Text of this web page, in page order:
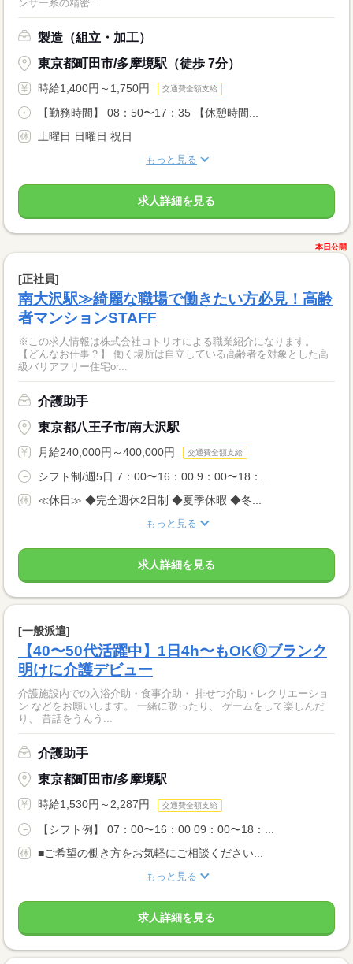
ンサー系の精密...
製造（組立・加工）
東京都町田市/多摩境駅（徒歩 7分）
時給1,400円～1,750円 交通費全額支給
【勤務時間】 08：50〜17：35 【休憩時間...
土曜日 日曜日 祝日
もっと見る
求人詳細を見る
本日公開
[正社員]
南大沢駅≫綺麗な職場で働きたい方必見！高齢
者マンションSTAFF
※この求人情報は株式会社コトリオによる職業紹介になります。
【どんなお仕事？】 働く場所は自立している高齢者を対象とした高
級バリアフリー住宅or...
介護助手
東京都八王子市/南大沢駅
月給240,000円～400,000円 交通費全額支給
シフト制/週5日 7：00〜16：00 9：00〜18：...
≪休日≫ ◆完全週休2日制 ◆夏季休暇 ◆冬...
もっと見る
求人詳細を見る
[一般派遣]
【40〜50代活躍中】1日4h〜もOK◎ブランク
明けに介護デビュー
介護施設内での入浴介助・食事介助・ 排せつ介助・レクリエーショ
ン などをお願いします。 一緒に歌ったり、 ゲームをして楽しんだ
り、 昔話をうんう...
介護助手
東京都町田市/多摩境駅
時給1,530円～2,287円 交通費全額支給
【シフト例】 07：00〜16：00 09：00〜18：...
■ご希望の働き方をお気軽にご相談ください...
もっと見る
求人詳細を見る